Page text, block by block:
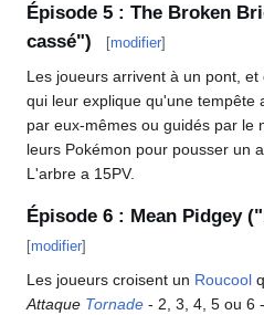
Épisode 5 : The Broken
cassé")
[modifier]
Les joueurs arrivent à un pont, et
qui leur explique qu'une tempête
par eux-mêmes ou guidés par le
leurs Pokémon pour pousser un
L'arbre a 15PV.
Épisode 6 : Mean Pidgey
[modifier]
Les joueurs croisent un Roucool
Attaque Tornade - 2, 3, 4, 5 ou 6